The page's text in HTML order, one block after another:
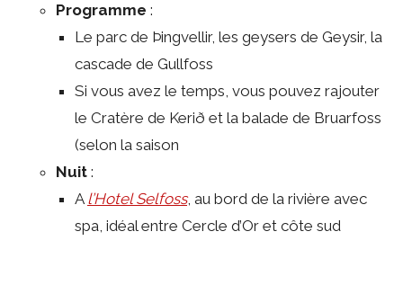
Programme :
Le parc de Þingvellir, les geysers de Geysir, la
cascade de Gullfoss
Si vous avez le temps, vous pouvez rajouter
le Cratère de Kerið et la balade de Bruarfoss
(selon la saison
Nuit :
A l’Hotel Selfoss, au bord de la rivière avec
spa, idéal entre Cercle d’Or et côte sud